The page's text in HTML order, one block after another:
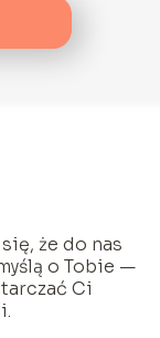
że do nas
o Tobie —
Ci